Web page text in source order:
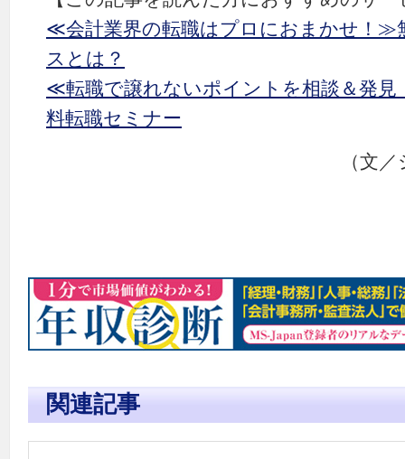
≪会計業界の転職はプロにおまかせ！≫
スとは？
≪転職で譲れないポイントを相談＆発見
料転職セミナー
（文
関連記事